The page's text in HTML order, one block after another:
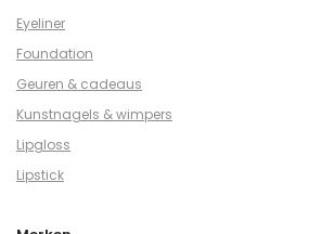
Eyeliner
Foundation
Geuren & cadeaus
Kunstnagels & wimpers
Lipgloss
Lipstick